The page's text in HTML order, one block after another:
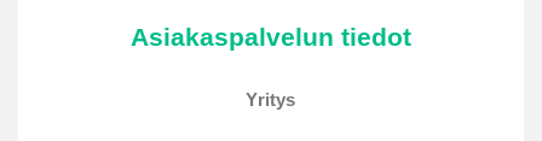
Asiakaspalvelun tiedot
Yritys